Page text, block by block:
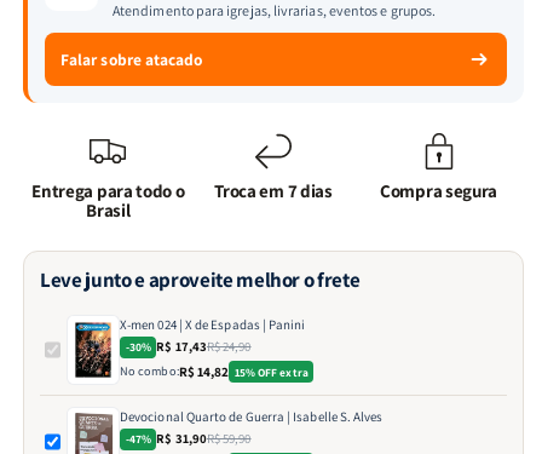
Atendimento para igrejas, livrarias, eventos e grupos.
Falar sobre atacado
Entrega para todo o
Brasil
Troca em 7 dias Compra segura
Leve junto e aproveite melhor o frete
X-men 024 | X de Espadas | Panini
-30% R$ 17,43R$ 24,90
No combo:R$ 14,82 15% OFF extra
Devocional Quarto de Guerra | Isabelle S. Alves
-47% R$ 31,90R$ 59,90